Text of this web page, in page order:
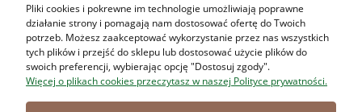
elastyczny DUAL GRIP
69,22 zł
Cena netto:
Pliki cookies i pokrewne im technologie umożliwiają poprawne
działanie strony i pomagają nam dostosować ofertę do Twoich
potrzeb. Możesz zaakceptować wykorzystanie przez nas wszystkich
tych plików i przejść do sklepu lub dostosować użycie plików do
swoich preferencji, wybierając opcję "Dostosuj zgody".
Więcej o plikach cookies przeczytasz w naszej Polityce prywatności.